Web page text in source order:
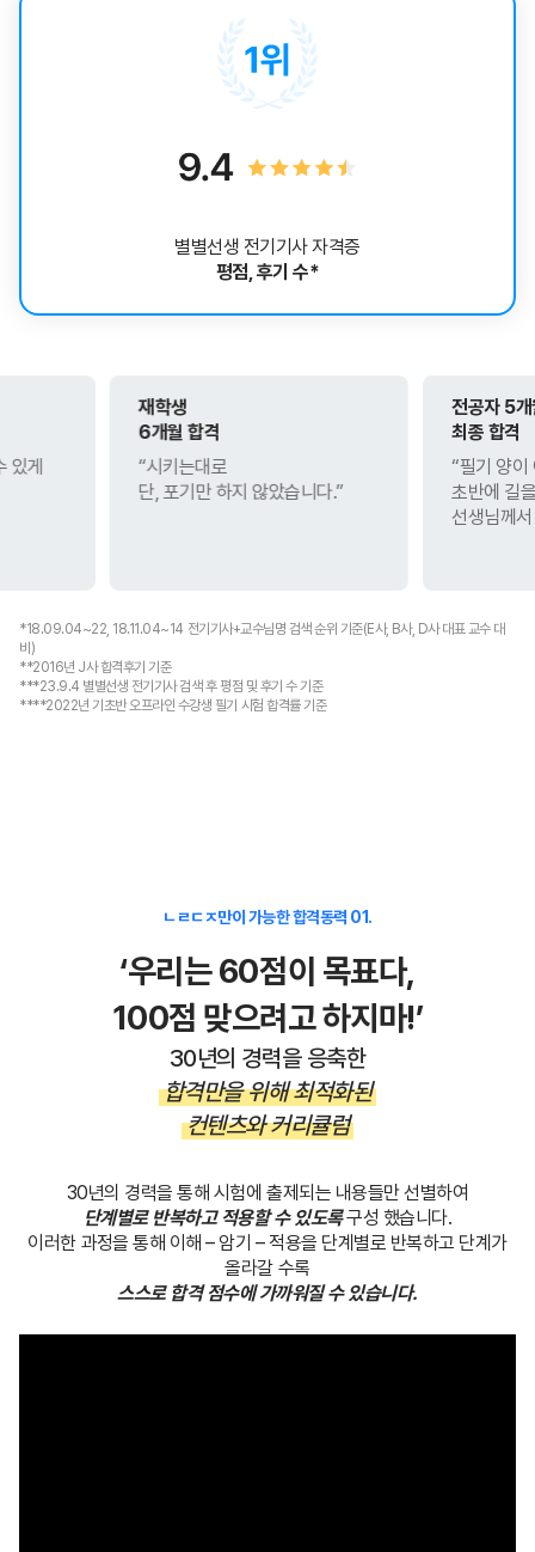
별별선생 전기기사 자격증
평점, 후기 수*
키는대로
포기만 하지 않았습니다.”
“필기 양이 어마어마한데
초반에 길을
선생님께서 잘 잡아주십니다.”
*18.09.04~22, 18.11.04~14 전기기사+교수님명 검색 순위 기준(E사, B사, D사 대표 교수 대
비)
**2016년 J사 합격후기 기준
***23.9.4 별별선생 전기기사 검색 후 평점 및 후기 수 기준
****2022년 기초반 오프라인 수강생 필기 시험 합격률 기준
ㄴㄹㄷㅈ만이 가능한 합격동력 01.
‘우리는 60점이 목표다,
100점 맞으려고 하지마!’
30년의 경력을 응축한
합격만을 위해 최적화된
컨텐츠와 커리큘럼
30년의 경력을 통해 시험에 출제되는 내용들만 선별하여
단계별로 반복하고 적용할 수 있도록구성 했습니다.
이러한 과정을 통해 이해 – 암기 – 적용을 단계별로 반복하고 단계가
올라갈 수록
스스로 합격 점수에 가까워질 수 있습니다.